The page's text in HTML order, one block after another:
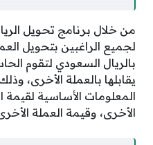
من خلال برنامج تحويل
لجميع الراغبين بتحويل
بالريال السعودي لتقوم
يقابلها بالعملة الأخرى،
المعلومات الأساسية لقيمة
الأخرى، وقيمة العملة